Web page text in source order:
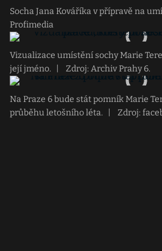
Socha Jana Kováříka v přípravě na
Profimedia
Vizualizace umístění sochy Marie
její jméno.
Zdroj: Archiv Prahy 6.
Na Praze 6 bude stát pomník Marie
průběhu letošního léta.
Zdroj: